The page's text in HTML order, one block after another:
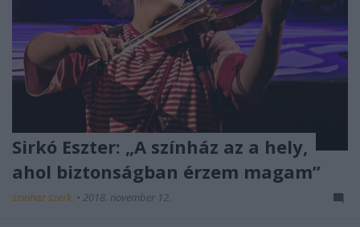
Sirkó Eszter: „A színház az a hely,
ahol biztonságban érzem magam”
szinhaz szerk. • 2018. november 12.